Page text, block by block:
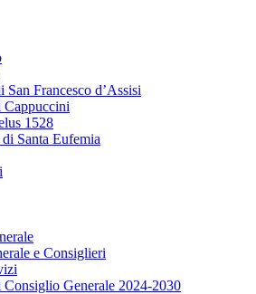
San Francesco d’Assisi
Cappuccini
1528
Santa Eufemia
e Consiglieri
Generale 2024-2030